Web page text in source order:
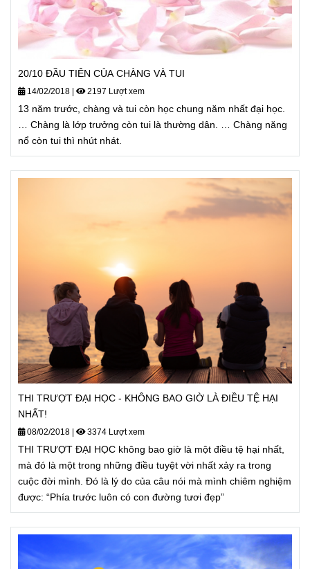
20/10 ĐẦU TIÊN CỦA CHÀNG VÀ TUI
14/02/2018 | 2197 Lượt xem
13 năm trước, chàng và tui còn học chung năm nhất đại học.
… Chàng là lớp trưởng còn tui là thường dân. … Chàng năng
nổ còn tui thì nhút nhát.
THI TRƯỢT ĐẠI HỌC - KHÔNG BAO GIỜ LÀ ĐIỀU TỆ HẠI
NHẤT!
08/02/2018 | 3374 Lượt xem
THI TRƯỢT ĐẠI HỌC không bao giờ là một điều tệ hại nhất,
mà đó là một trong những điều tuyệt vời nhất xảy ra trong
cuộc đời mình. Đó là lý do của câu nói mà mình chiêm nghiệm
được: “Phía trước luôn có con đường tươi đẹp”